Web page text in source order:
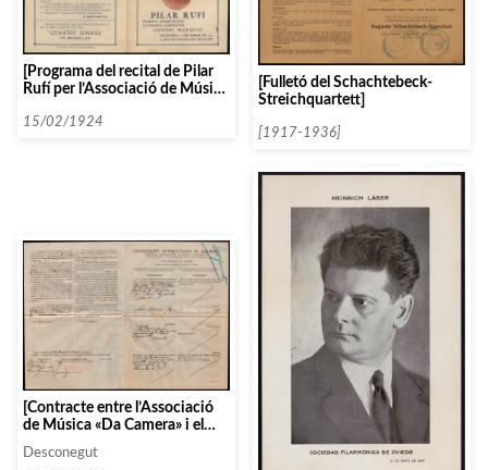
[Programa del recital de Pilar
Rufí per l’Associació de Música
15/02/1924
[Fulletó del Schachtebeck-
Streichquartett]
[1917-1936]
[Contracte entre l’Associació
de Música «Da Camera» i el
pianista Paul Loyonnet,
moderat per l’Agència Daniel]
Desconegut